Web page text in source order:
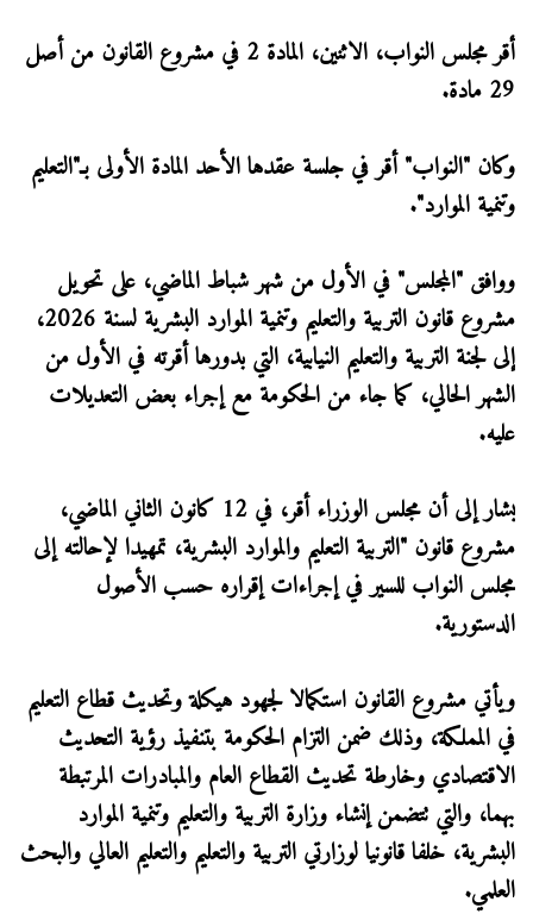
أقر مجلس النواب، الاثنين، المادة 2 في مشروع القانون من أصل
29 مادة.
وكان "النواب" أقر في جلسة عقدها الأحد المادة الأولى بـ"التعليم
وتنمية الموارد".
ووافق "المجلس" في الأول من شهر شباط الماضي، على تحويل
مشروع قانون التربية والتعليم وتنمية الموارد البشرية لسنة 2026،
إلى لجنة التربية والتعليم النيابية، التي بدورها أقرته في الأول من
الشهر الحالي، كما جاء من الحكومة مع إجراء بعض التعديلات
عليه.
يشار إلى أن مجلس الوزراء أقر، في 12 كانون الثاني الماضي،
مشروع قانون "التربية التعليم والموارد البشرية، تمهيدا لإحالته إلى
مجلس النواب للسير في إجراءات إقراره حسب الأصول
الدستورية.
ويأتي مشروع القانون استكمالا لجهود هيكلة وتحديث قطاع التعليم
في المملكة، وذلك ضمن التزام الحكومة بتنفيذ رؤية التحديث
الاقتصادي وخارطة تحديث القطاع العام والمبادرات المرتبطة
بهما، والتي تتضمن إنشاء وزارة التربية والتعليم وتنمية الموارد
البشرية، خلفا قانونيا لوزارتي التربية والتعليم والتعليم العالي والبحث
العلمي.